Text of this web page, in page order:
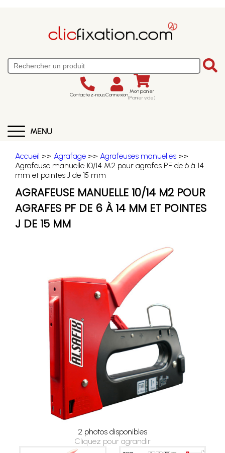
Contactez-nousConnexion Mon panier
(Panier vide)
MENU
Accueil >> Agrafage >> Agrafeuses manuelles >>
Agrafeuse manuelle 10/14 M2 pour agrafes PF de 6 à 14
mm et pointes J de 15 mm
AGRAFEUSE MANUELLE 10/14 M2 POUR
AGRAFES PF DE 6 À 14 MM ET POINTES
J DE 15 MM
2 photos disponibles
Cliquez pour agrandir